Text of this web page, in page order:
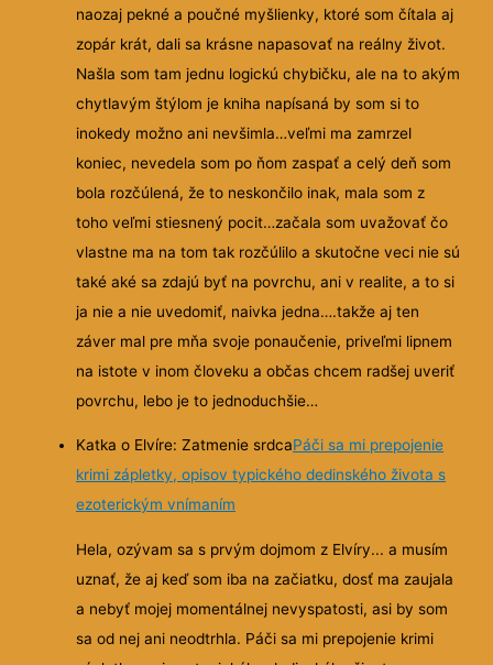
naozaj pekné a poučné myšlienky, ktoré som čítala aj
zopár krát, dali sa krásne napasovať na reálny život.
Našla som tam jednu logickú chybičku, ale na to akým
chytlavým štýlom je kniha napísaná by som si to
inokedy možno ani nevšimla…veľmi ma zamrzel
koniec, nevedela som po ňom zaspať a celý deň som
bola rozčúlená, že to neskončilo inak, mala som z
toho veľmi stiesnený pocit…začala som uvažovať čo
vlastne ma na tom tak rozčúlilo a skutočne veci nie sú
také aké sa zdajú byť na povrchu, ani v realite, a to si
ja nie a nie uvedomiť, naivka jedna….takže aj ten
záver mal pre mňa svoje ponaučenie, priveľmi lipnem
na istote v inom človeku a občas chcem radšej uveriť
povrchu, lebo je to jednoduchšie…
Katka o Elvíre: Zatmenie srdcaPáči sa mi prepojenie
krimi zápletky, opisov typického dedinského života s
ezoterickým vnímaním
Hela, ozývam sa s prvým dojmom z Elvíry... a musím
uznať, že aj keď som iba na začiatku, dosť ma zaujala
a nebyť mojej momentálnej nevyspatosti, asi by som
sa od nej ani neodtrhla. Páči sa mi prepojenie krimi